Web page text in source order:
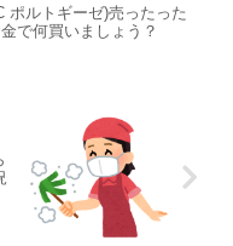
ポルトギーゼ)売ったった
で何買いましょう？